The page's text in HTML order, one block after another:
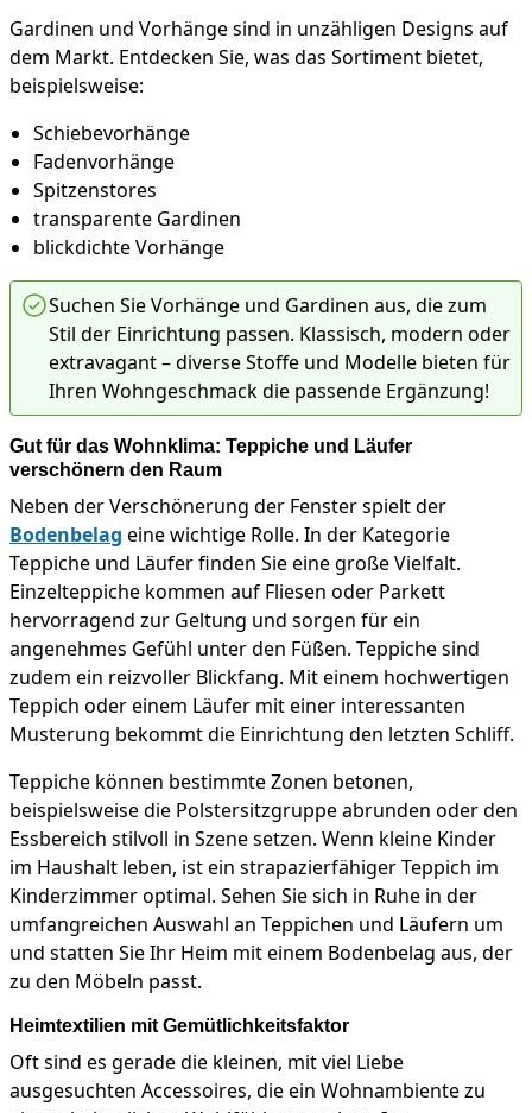
Gardinen und Vorhänge sind in unzähligen Designs auf
dem Markt. Entdecken Sie, was das Sortiment bietet,
beispielsweise:
Schiebevorhänge
Fadenvorhänge
Spitzenstores
transparente Gardinen
blickdichte Vorhänge
Suchen Sie Vorhänge und Gardinen aus, die zum
Stil der Einrichtung passen. Klassisch, modern oder
extravagant – diverse Stoffe und Modelle bieten für
Ihren Wohngeschmack die passende Ergänzung!
Gut für das Wohnklima: Teppiche und Läufer
verschönern den Raum
Neben der Verschönerung der Fenster spielt der
Bodenbelag eine wichtige Rolle. In der Kategorie
Teppiche und Läufer finden Sie eine große Vielfalt.
Einzelteppiche kommen auf Fliesen oder Parkett
hervorragend zur Geltung und sorgen für ein
angenehmes Gefühl unter den Füßen. Teppiche sind
zudem ein reizvoller Blickfang. Mit einem hochwertigen
Teppich oder einem Läufer mit einer interessanten
Musterung bekommt die Einrichtung den letzten Schliff.
Teppiche können bestimmte Zonen betonen,
beispielsweise die Polstersitzgruppe abrunden oder den
Essbereich stilvoll in Szene setzen. Wenn kleine Kinder
im Haushalt leben, ist ein strapazierfähiger Teppich im
Kinderzimmer optimal. Sehen Sie sich in Ruhe in der
umfangreichen Auswahl an Teppichen und Läufern um
und statten Sie Ihr Heim mit einem Bodenbelag aus, der
zu den Möbeln passt.
Heimtextilien mit Gemütlichkeitsfaktor
Oft sind es gerade die kleinen, mit viel Liebe
ausgesuchten Accessoires, die ein Wohnambiente zu